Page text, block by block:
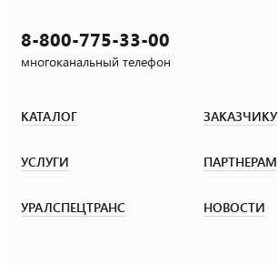
8-800-775-33-00
многоканальный телефон
КАТАЛОГ ЗАКАЗЧИКУ
УСЛУГИ ПАРТНЕРАМ
УРАЛСПЕЦТРАНС НОВОСТИ